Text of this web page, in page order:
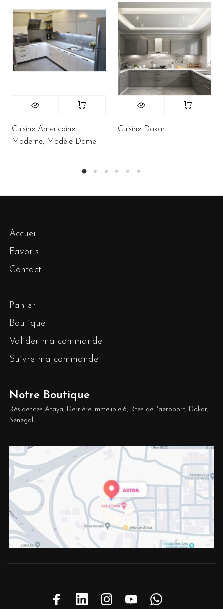
Cuisine Américaine
Moderne, Modèle Damel
Cuisine Dakar
Accueil
Favoris
Contact
Panier
Boutique
Valider ma commande
Suivre ma commande
Notre Boutique
Résidences Ataya, Derrière Immeuble 6, Rtes de l'aéroport, Dakar,
Sénégal